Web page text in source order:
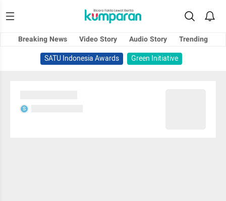
Breaking News Video Story Audio Story
Trending
SATU Indonesia Awards
Green Initiative
S